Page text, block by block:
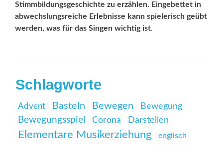
Stimmbildungsgeschichte zu erzählen. Eingebettet in
abwechslungsreiche Erlebnisse kann spielerisch geübt
werden, was für das Singen wichtig ist.
Schlagworte
Advent Basteln Bewegen Bewegung
Bewegungsspiel Corona Darstellen
Elementare Musikerziehung englisch